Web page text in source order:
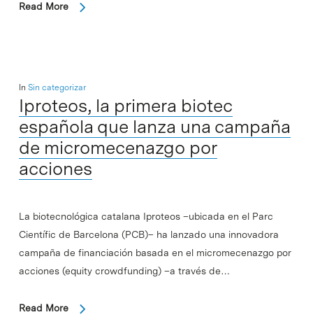
Read More
In Sin categorizar
Iproteos, la primera biotec
española que lanza una campaña
de micromecenazgo por
acciones
La biotecnológica catalana Iproteos –ubicada en el Parc
Científic de Barcelona (PCB)– ha lanzado una innovadora
campaña de financiación basada en el micromecenazgo por
acciones (equity crowdfunding) –a través de…
Read More